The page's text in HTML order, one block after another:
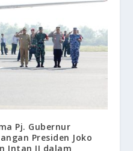
Pj. Gubernur
Presiden Joko
Intan II dalam